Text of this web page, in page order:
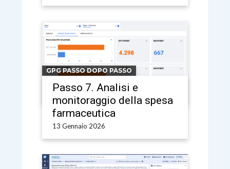
GPG PASSO DOPO PASSO
Passo 7. Analisi e
monitoraggio della spesa
farmaceutica
13 Gennaio 2026